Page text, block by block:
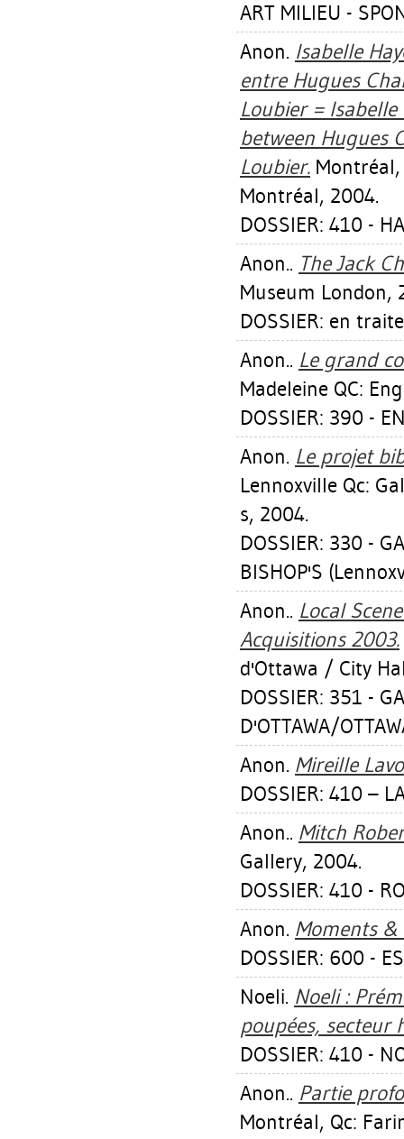
ART MILIEU -
Anon. Isabelle
entre Hugues
Loubier =
between Hugues
Loubier.
Montréal, 2004.
DOSSIER: 410 -
Anon.. The Jack
Museum London,
DOSSIER: en
Anon.. Le grand
Madeleine QC:
DOSSIER: 390 -
Anon. Le projet
Lennoxville Qc:
s, 2004.
DOSSIER: 330 -
BISHOP'S
Anon.. Local
Acquisitions 2003.
d'Ottawa / City
DOSSIER: 351 -
D'OTTAWA/
Anon. Mireille
DOSSIER: 410 –
Anon.. Mitch
Gallery, 2004.
DOSSIER: 410 -
Anon. Moments &
DOSSIER: 600 -
Noeli. Noeli :
poupées, secteur
DOSSIER: 410 -
Anon.. Partie
Montréal, Qc: